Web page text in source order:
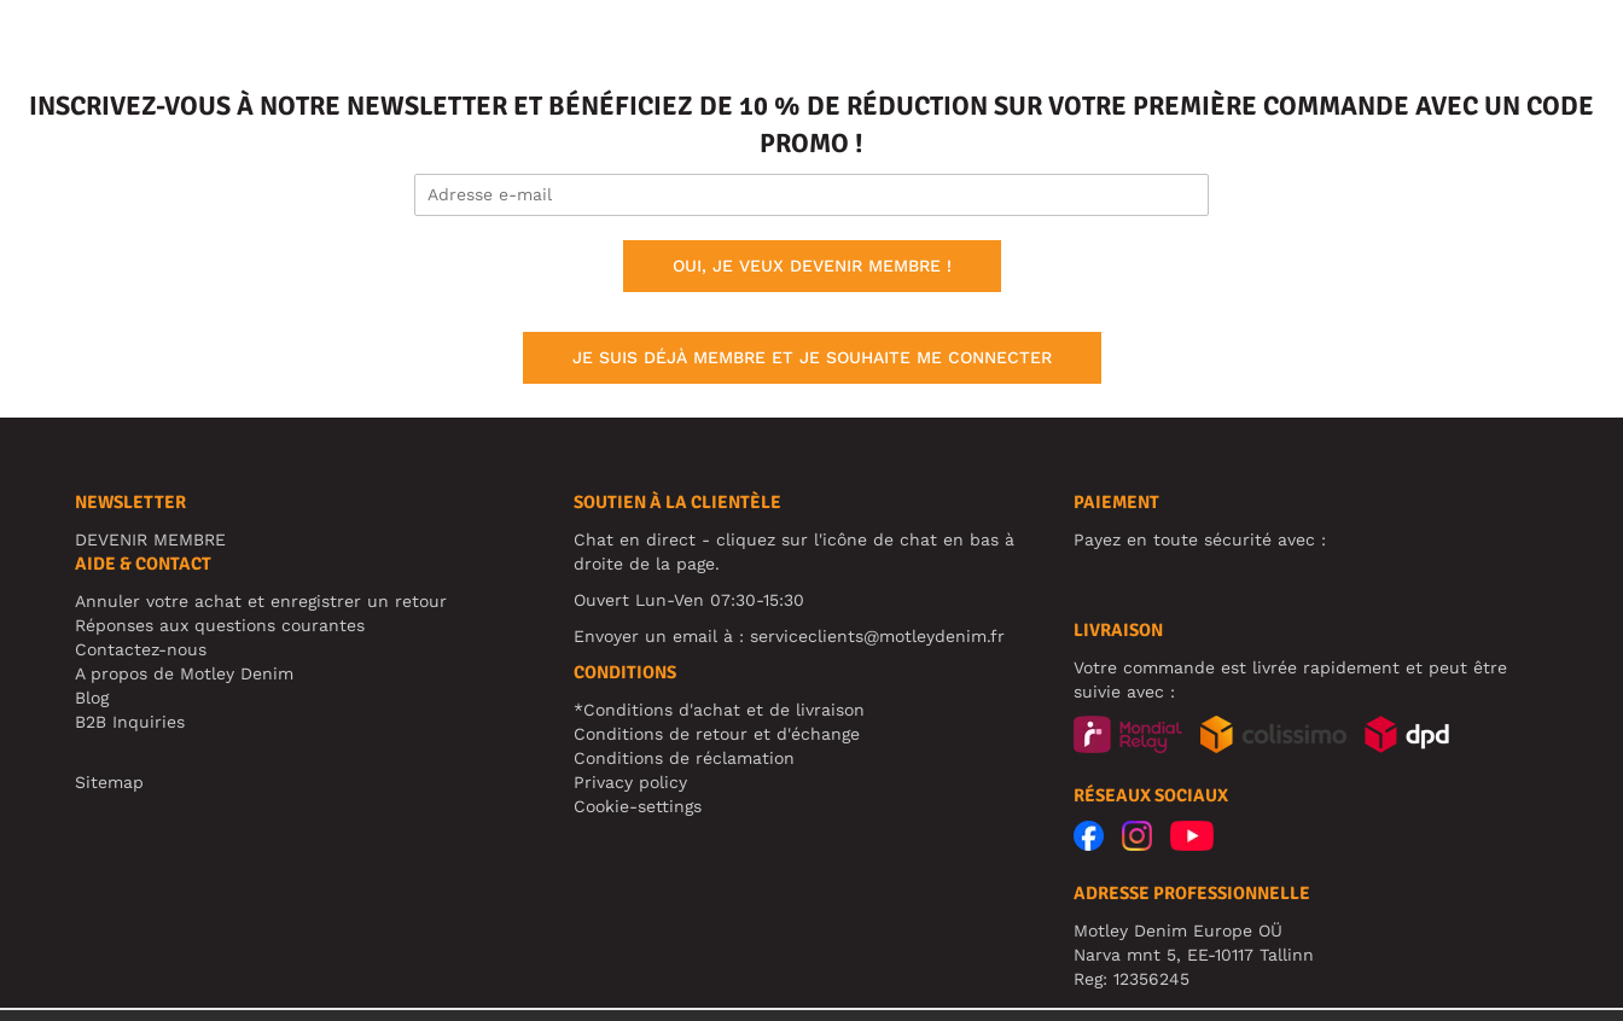
INSCRIVEZ-VOUS À NOTRE NEWSLETTER ET BÉNÉFICIEZ DE 10 % DE RÉDUCTION SUR VOTRE PREMIÈRE COMMANDE AVEC UN CODE
PROMO !
OUI, JE VEUX DEVENIR MEMBRE !
JE SUIS DÉJÀ MEMBRE ET JE SOUHAITE ME CONNECTER
NEWSLETTER
DEVENIR MEMBRE
AIDE & CONTACT
Annuler votre achat et enregistrer un retour
Réponses aux questions courantes
Contactez-nous
A propos de Motley Denim
Blog
B2B Inquiries
Sitemap
SOUTIEN À LA CLIENTÈLE
Chat en direct - cliquez sur l'icône de chat en bas à
droite de la page.
Ouvert Lun-Ven 07:30-15:30
Envoyer un email à :serviceclients@motleydenim.fr
CONDITIONS
*Conditions d'achat et de livraison
Conditions de retour et d'échange
Conditions de réclamation
Privacy policy
Cookie-settings
PAIEMENT
Payez en toute sécurité avec :
LIVRAISON
Votre commande est livrée rapidement et peut être
suivie avec :
RÉSEAUX SOCIAUX
ADRESSE PROFESSIONNELLE
Motley Denim Europe OÜ
Narva mnt 5, EE-10117 Tallinn
Reg: 12356245
ATTENTION ! N'envoyez pas les retours de produits à